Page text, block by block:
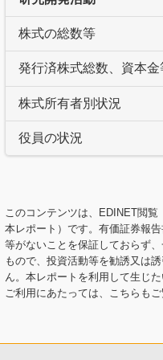
株式の総数等
発行済株式総数、資本金
株式所有者別状況
役員の状況
このコンテンツは、EDINET閲
本レポート）です。有価証券報
等がないことを保証しておらず
もので、投資活動等を勧誘又は
ん。本レポートを利用して生じ
ご利用にあたっては、こちらも